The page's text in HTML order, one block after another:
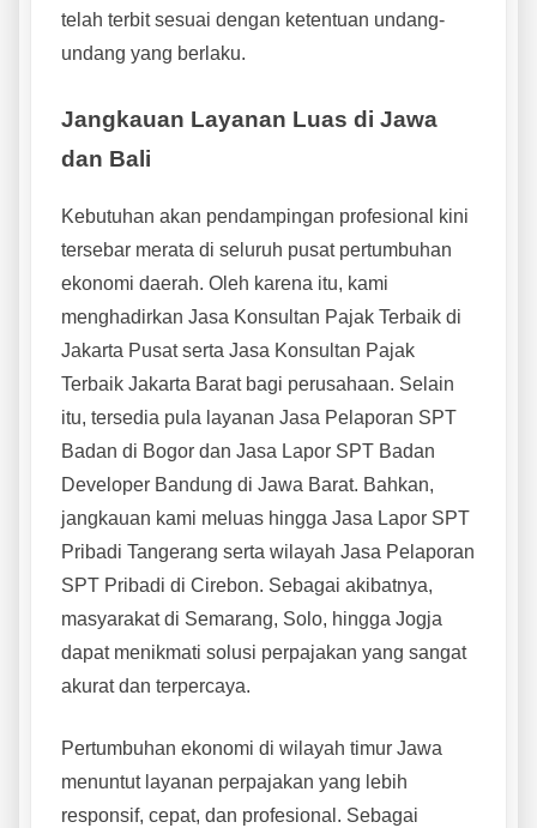
telah terbit sesuai dengan ketentuan undang-
undang yang berlaku.
Jangkauan Layanan Luas di Jawa
dan Bali
Kebutuhan akan pendampingan profesional kini
tersebar merata di seluruh pusat pertumbuhan
ekonomi daerah. Oleh karena itu, kami
menghadirkan Jasa Konsultan Pajak Terbaik di
Jakarta Pusat serta Jasa Konsultan Pajak
Terbaik Jakarta Barat bagi perusahaan. Selain
itu, tersedia pula layanan Jasa Pelaporan SPT
Badan di Bogor dan Jasa Lapor SPT Badan
Developer Bandung di Jawa Barat. Bahkan,
jangkauan kami meluas hingga Jasa Lapor SPT
Pribadi Tangerang serta wilayah Jasa Pelaporan
SPT Pribadi di Cirebon. Sebagai akibatnya,
masyarakat di Semarang, Solo, hingga Jogja
dapat menikmati solusi perpajakan yang sangat
akurat dan terpercaya.
Pertumbuhan ekonomi di wilayah timur Jawa
menuntut layanan perpajakan yang lebih
responsif, cepat, dan profesional. Sebagai